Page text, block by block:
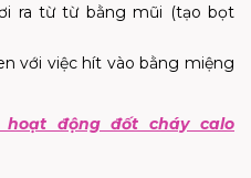
ra từ từ bằng mũi (tạo bọt
với việc hít vào bằng miệng
hoạt động đốt cháy calo